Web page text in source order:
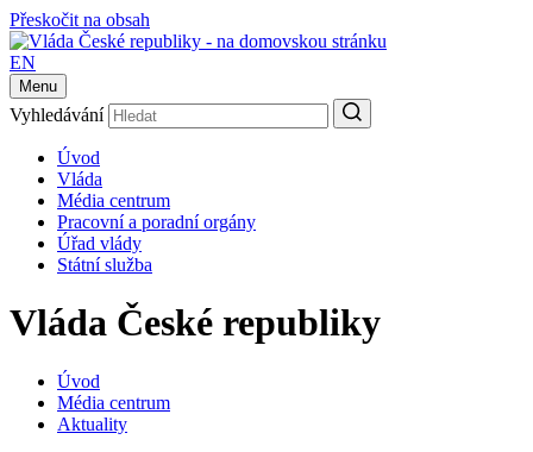
Přeskočit na obsah
EN
Menu
Vyhledávání
Úvod
Vláda
Média centrum
Pracovní a poradní orgány
Úřad vlády
Státní služba
Vláda České republiky
Úvod
Média centrum
Aktuality